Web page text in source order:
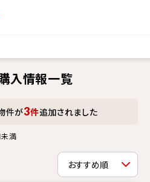
入情報一覧
件が3件追加されました
円未満